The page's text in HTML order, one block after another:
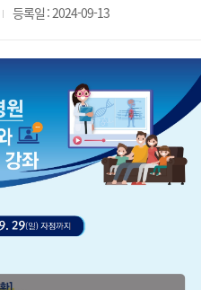
등록일 : 2024-09-13